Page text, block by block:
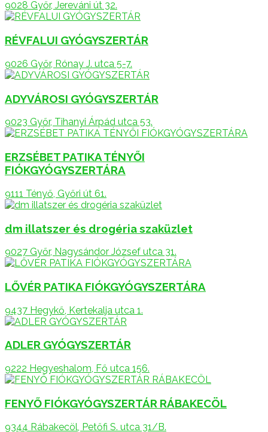
9028 Győr, Jereváni út 32.
RÉVFALUI GYÓGYSZERTÁR
9026 Győr, Rónay J. utca 5-7.
ADYVÁROSI GYÓGYSZERTÁR
9023 Győr, Tihanyi Árpád utca 53.
ERZSÉBET PATIKA TÉNYŐI
FIÓKGYÓGYSZERTÁRA
9111 Tényő, Győri út 61.
dm illatszer és drogéria szaküzlet
9027 Győr, Nagysándor József utca 31.
LŐVÉR PATIKA FIÓKGYÓGYSZERTÁRA
9437 Hegykő, Kertekalja utca 1.
ADLER GYÓGYSZERTÁR
9222 Hegyeshalom, Fő utca 156.
FENYŐ FIÓKGYÓGYSZERTÁR RÁBAKECÖL
9344 Rábakecöl, Petőfi S. utca 31/B.